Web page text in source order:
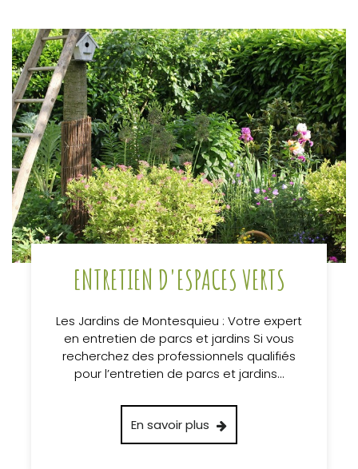
ENTRETIEN D'ESPACES VERTS
Les Jardins de Montesquieu : Votre expert
en entretien de parcs et jardins Si vous
recherchez des professionnels qualifiés
pour l’entretien de parcs et jardins…
En savoir plus